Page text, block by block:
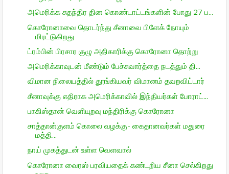
அமெரிக்க சுதந்திர தின கொண்டாட்டங்களின் போது 27 ப...
கொரோனாவை தொடர்ந்து சீனாவை பிளேக் நோயும்
மிரட்டுகிறது
ட்ரம்பின் பிரசார குழு அதிகாரிக்கு கொரோனா தொற்று
அமெரிக்காவுடன் மீண்டும் பேச்சுவார்த்தை நடத்தும் தி...
விமான நிலையத்தில் தூங்கியவர் விமானம் தவறவிட்டார்
சீனாவுக்கு எதிராக அமெரிக்காவில் இந்தியர்கள் போராட்...
பாகிஸ்தான் வெளியுறவு மந்திரிக்கு கொரோனா
சாத்தான்குளம் கொலை வழக்கு- கைதானவர்கள் மதுரை
மத்தி...
நாய் முகத்துடன் உள்ள வெளவால்
கொரோனா வைரஸ் பரவியதைக் கண்டறிய சீனா செல்கிறது